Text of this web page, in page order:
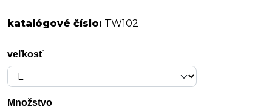
katalógové číslo: TW102
veľkosť
Množstvo